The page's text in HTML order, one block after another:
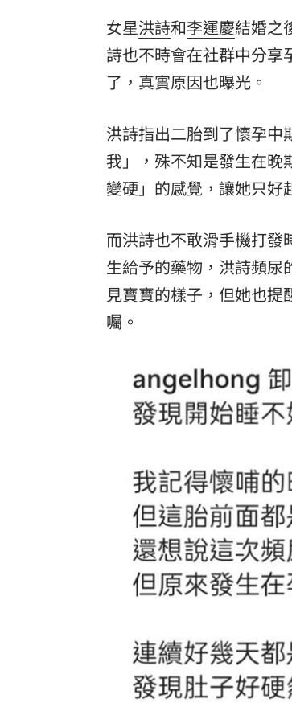
商場戰國來臨 台中「頂奢大
「拍片人的多重宇宙」職涯
理想混蛋號召粉絲跨海追星
女星洪詩和李運慶結婚之
詩也不時會在社群中分享
了，真實原因也曝光。
洪詩指出二胎到了懷孕中
我」，殊不知是發生在晚
變硬」的感覺，讓她只好
而洪詩也不敢滑手機打發
生給予的藥物，洪詩頻尿
見寶寶的樣子，但她也
囑。